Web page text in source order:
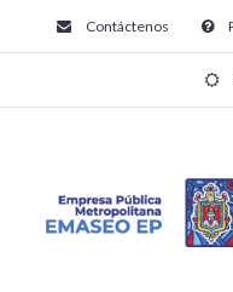
Contáctenos